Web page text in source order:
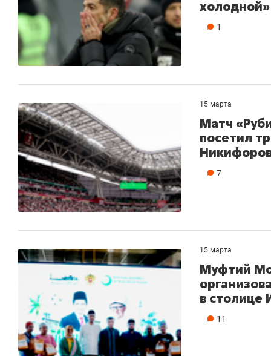
холодной»
1
15 марта
Матч
посетил
7
15 марта
Муфтий
в столице
11